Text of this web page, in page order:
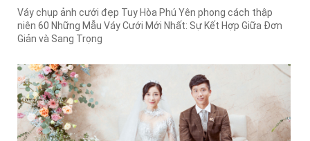
Váy chụp ảnh cưới đẹp Tuy Hòa Phú Yên phong cách thập
niên 60 Những Mẫu Váy Cưới Mới Nhất: Sự Kết Hợp Giữa Đơn
Giản và Sang Trọng